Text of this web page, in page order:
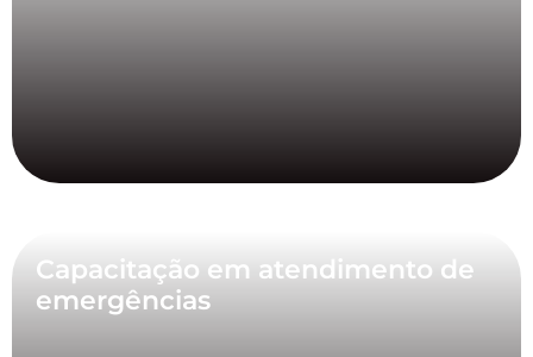
Capacitação em atendimento de
emergências